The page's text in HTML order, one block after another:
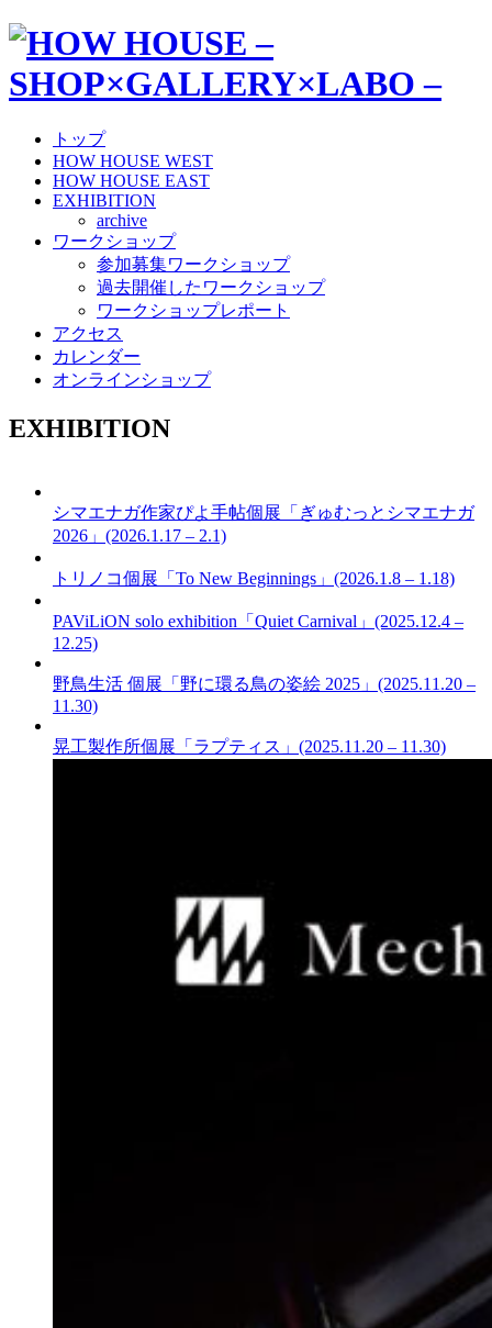
トップ
HOW HOUSE WEST
HOW HOUSE EAST
EXHIBITION
archive
ワークショップ
参加募集ワークショップ
過去開催したワークショップ
ワークショップレポート
アクセス
カレンダー
オンラインショップ
EXHIBITION
シマエナガ作家ぴよ手帖個展「ぎゅむっとシマエナガ
2026」(2026.1.17 – 2.1)
トリノコ個展「To New Beginnings」(2026.1.8 – 1.18)
PAViLiON solo exhibition「Quiet Carnival」(2025.12.4 –
12.25)
野鳥生活 個展「野に環る鳥の姿絵 2025」(2025.11.20 –
11.30)
晃工製作所個展「ラプティス」(2025.11.20 – 11.30)